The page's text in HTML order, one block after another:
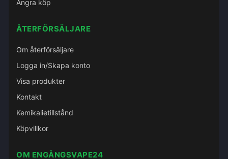
Ångra köp
ÅTERFÖRSÄLJARE
Om återförsäljare
Logga in/Skapa konto
Visa produkter
Kontakt
Kemikalietillstånd
Köpvillkor
OM ENGÅNGSVAPE24